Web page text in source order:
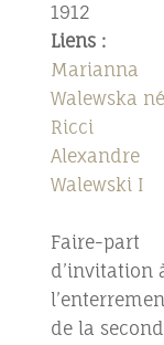
1912
Liens :
Marianna
Walewska
Ricci
Alexandre
Walewski I
Faire-part
d’invitation
de la